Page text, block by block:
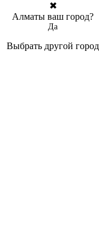
✖
Алматы ваш город?
Да
Выбрать другой город